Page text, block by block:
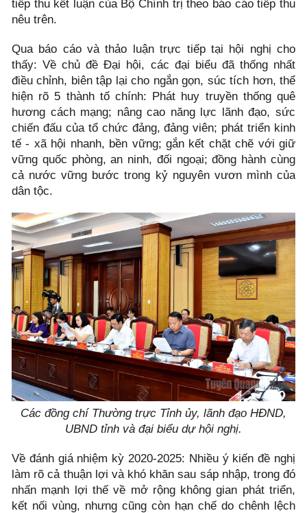
tiếp thu kết luận của Bộ Chính trị theo báo cáo tiếp thu
nêu trên.
Qua báo cáo và thảo luận trực tiếp tại hội nghị cho
thấy: Về chủ đề Đại hội, các đại biểu đã thống nhất
điều chỉnh, biên tập lại cho ngắn gọn, súc tích hơn, thể
hiện rõ 5 thành tố chính: Phát huy truyền thống quê
hương cách mạng; nâng cao năng lực lãnh đạo, sức
chiến đấu của tổ chức đảng, đảng viên; phát triển kinh
tế - xã hội nhanh, bền vững; gắn kết chặt chẽ với giữ
vững quốc phòng, an ninh, đối ngoại; đồng hành cùng
cả nước vững bước trong kỷ nguyên vươn mình của
dân tộc.
Các đồng chí Thường trực Tỉnh ủy, lãnh đạo HĐND,
UBND tỉnh và đại biểu dự hội nghị.
Về đánh giá nhiệm kỳ 2020-2025: Nhiều ý kiến đề nghị
làm rõ cả thuận lợi và khó khăn sau sáp nhập, trong đó
nhấn mạnh lợi thế về mở rộng không gian phát triển,
kết nối vùng, nhưng cũng còn hạn chế do chênh lệch